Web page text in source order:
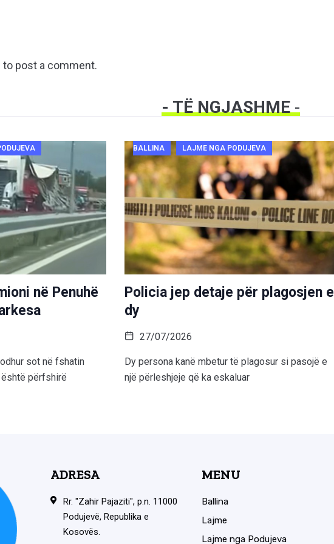
to post a comment.
- TË NGJASHME-
në Penuhë
sot në fshatin
përfshirë
BALLINA LAJME NGA PODUJEVA
Policia jep detaje për plagosjen e
dy
27/07/2026
Dy persona kanë mbetur të plagosur si pasojë e
një përleshjeje që ka eskaluar
ADRESA
Rr. "Zahir Pajaziti", p.n. 11000
Podujevë, Republika e
Kosovës.
MENU
Ballina
Lajme
Lajme nga Podujeva